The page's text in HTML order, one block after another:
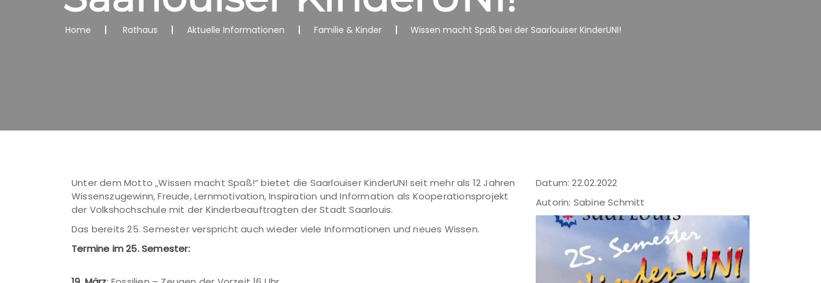
Home Rathaus Aktuelle Informationen Familie & Kinder Wissen macht Spaß bei der Saarlouiser KinderUNI!
Unter dem Motto „Wissen macht Spaß!“ bietet die Saarlouiser KinderUNI seit mehr als 12 Jahren
Wissenszugewinn, Freude, Lernmotivation, Inspiration und Information als Kooperationsprojekt
der Volkshochschule mit der Kinderbeauftragten der Stadt Saarlouis.
Das bereits 25. Semester verspricht auch wieder viele Informationen und neues Wissen.
Termine im 25. Semester:
Datum: 22.02.2022
Autorin: Sabine Schmitt